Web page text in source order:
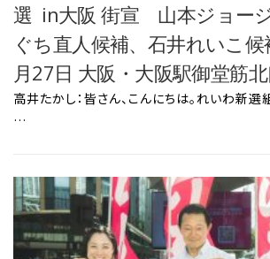
選 in大阪 街宣 山本ジョー
ぐち直人候補、石井れいこ
月27日 大阪・大阪駅御堂筋
高井たかし：皆さん、こんにちは。れいわ新選
…